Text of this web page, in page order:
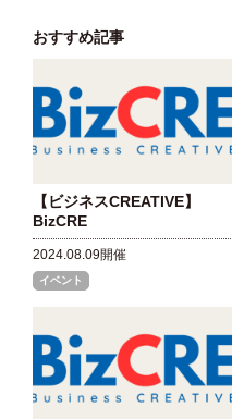
おすすめ記事
【ビジネスCREATIVE】
BizCRE
2024.08.09開催
イベント